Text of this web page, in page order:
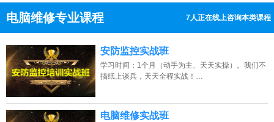
电脑维修专业课程 12人正在线上咨询本类课程
点击免费咨询电话：13807313137
安防监控实战班
学习时间：1个月（动手为主、天天实操）。我们不
搞纸上谈兵，天天全程实战！…
电脑维修实战班